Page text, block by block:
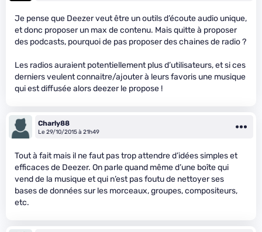
Je pense que Deezer veut être un outils d’écoute audio unique,
et donc proposer un max de contenu. Mais quitte à proposer
des podcasts, pourquoi de pas proposer des chaines de radio ?
Les radios auraient potentiellement plus d’utilisateurs, et si ces
derniers veulent connaitre/ajouter à leurs favoris une musique
qui est diffusée alors deezer le propose !
Charly88
Le 29/10/2015 à 21h49
Tout à fait mais il ne faut pas trop attendre d’idées simples et
efficaces de Deezer. On parle quand même d’une boîte qui
vend de la musique et qui n’est pas foutu de nettoyer ses
bases de données sur les morceaux, groupes, compositeurs,
etc.